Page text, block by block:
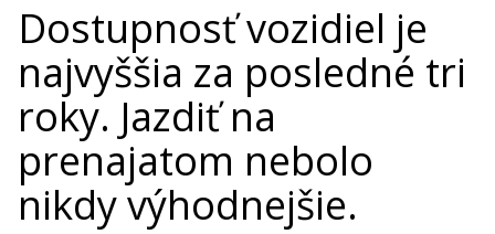
Dostupnosť vozidiel je
najvyššia za posledné tri
roky. Jazdiť na
prenajatom nebolo
nikdy výhodnejšie.